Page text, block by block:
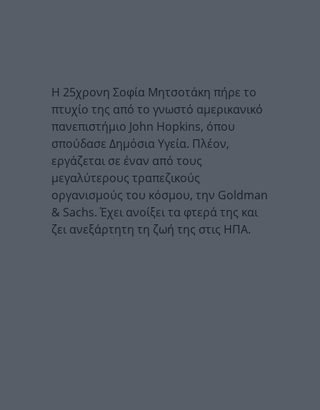
Η 25χρονη Σοφία Μητσοτάκη πήρε το
πτυχίο της από το γνωστό αμερικανικό
πανεπιστήμιο John Hopkins, όπου
σπούδασε Δημόσια Υγεία. Πλέον,
εργάζεται σε έναν από τους
μεγαλύτερους τραπεζικούς
οργανισμούς του κόσμου, την Goldman
& Sachs. Έχει ανοίξει τα φτερά της και
ζει ανεξάρτητη τη ζωή της στις ΗΠΑ.